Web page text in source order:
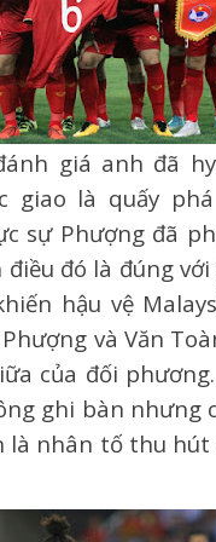
giá anh đã
giao là quấy
sự Phượng đã
đó là đúng
hậu vệ
và Văn
của đối
ghi bàn nhưng
nhân tố thu hút